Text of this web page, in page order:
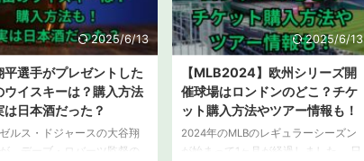
2025/6/13
平選手がプレゼントした
ウイスキーは？購入方法
は日本酒だった？
ルス・ドジャースの大谷翔
、デーブ・ロバーツ監督の
2025/6/13
【MLB2024】欧州シリーズ開
催球場はロンドンのどこ？チケ
ット購入方法やツアー情報も！
2024年のMLBのレギュラーシーズン
が始まって1ヶ月が経過しました。 日